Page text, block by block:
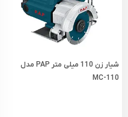
شیار زن 110 میلی متر PAP مدل
MC-110